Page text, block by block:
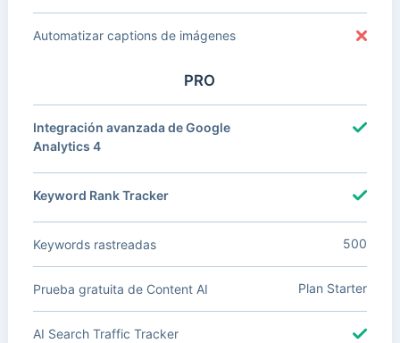
Automatizar captions de imágenes
PRO
Integración avanzada de Google
Analytics 4
Keyword Rank Tracker
Keywords rastreadas 500
Prueba gratuita de Content AI Plan Starter
AI Search Traffic Tracker